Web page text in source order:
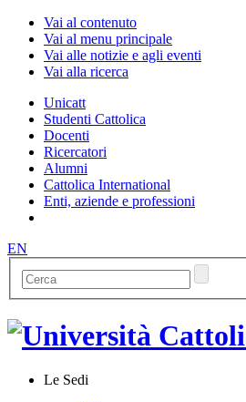
Vai al contenuto
Vai al menu principale
Vai alle notizie e agli eventi
Vai alla ricerca
Unicatt
Studenti Cattolica
Docenti
Ricercatori
Alumni
Cattolica International
Enti, aziende e professioni
EN
Le Sedi